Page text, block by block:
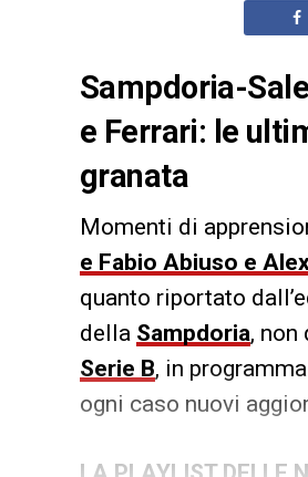
Sampdoria-
e Ferrari: le
granata
Momenti di
e Fabio Abiuso e
quanto riportato
della Sampdoria, non
Serie B, in
ogni caso nuovi